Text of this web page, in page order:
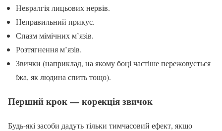
Невралгія лицьових нервів.
Неправильний прикус.
Спазм мімічних м’язів.
Розтягнення м’язів.
Звички (наприклад, на якому боці частіше пережовується
їжа, як людина спить тощо).
Перший крок — корекція звичок
Будь-які засоби дадуть тільки тимчасовий ефект, якщо